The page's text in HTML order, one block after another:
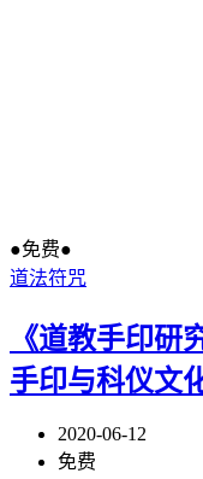
●免费●
道法符咒
《道教手印研
手印与科仪文
2020-06-12
免费